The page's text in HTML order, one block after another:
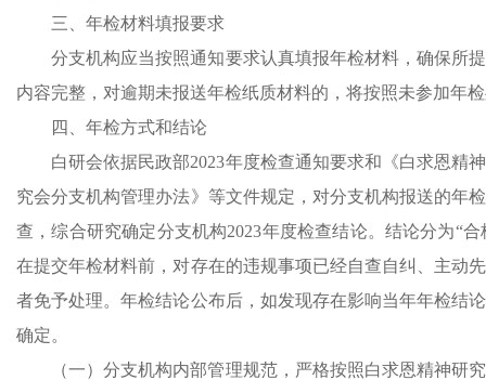
三、年检材料填报要求
分支机构应当按照通知要求认真填报年检材料，确保所
内容完整，对逾期未报送年检纸质材料的，将按照未参加年
四、年检方式和结论
白研会依据民政部2023年度检查通知要求和《白求恩精
究会分支机构管理办法》等文件规定，对分支机构报送的年
查，综合研究确定分支机构2023年度检查结论。结论分为“合
在提交年检材料前，对存在的违规事项已经自查自纠、主动
者免予处理。年检结论公布后，如发现存在影响当年年检结
确定。
（一）分支机构内部管理规范，严格按照白求恩精神研